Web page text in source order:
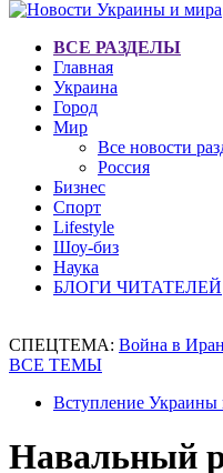
ВСЕ РАЗДЕЛЫ
Главная
Украина
Город
Мир
Все новости
Россия
Бизнес
Спорт
Lifestyle
Шоу-биз
Наука
БЛОГИ ЧИТАТЕЛЕЙ
СПЕЦТЕМА: Война в
ВСЕ ТЕМЫ
Вступление
Навальный